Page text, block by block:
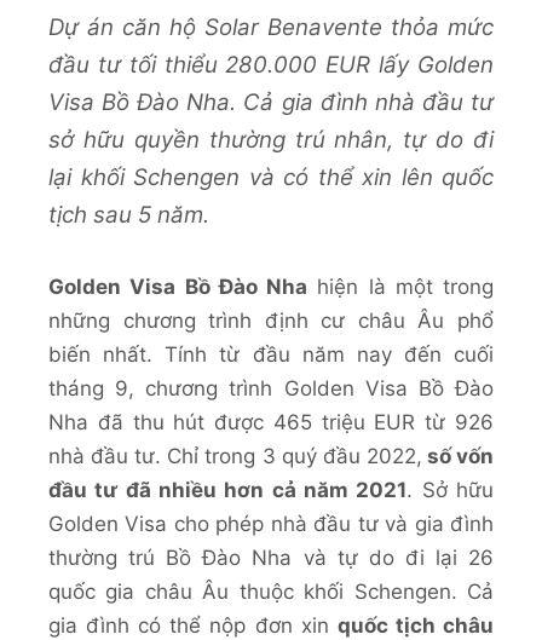
Dự án căn hộ Solar Benavente thỏa mức
đầu tư tối thiểu 280.000 EUR lấy Golden
Visa Bồ Đào Nha. Cả gia đình nhà đầu tư
sở hữu quyền thường trú nhân, tự do đi
lại khối Schengen và có thể xin lên quốc
tịch sau 5 năm.
Golden Visa Bồ Đào Nha hiện là một trong
những chương trình định cư châu Âu phổ
biến nhất. Tính từ đầu năm nay đến cuối
tháng 9, chương trình Golden Visa Bồ Đào
Nha đã thu hút được 465 triệu EUR từ 926
nhà đầu tư. Chỉ trong 3 quý đầu 2022, số vốn
đầu tư đã nhiều hơn cả năm 2021. Sở hữu
Golden Visa cho phép nhà đầu tư và gia đình
thường trú Bồ Đào Nha và tự do đi lại 26
quốc gia châu Âu thuộc khối Schengen. Cả
gia đình có thể nộp đơn xin quốc tịch châu